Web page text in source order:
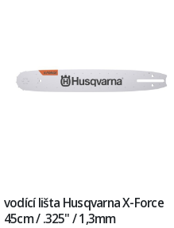
vodící lišta Husqvarna X-Force
45cm / .325" / 1,3mm